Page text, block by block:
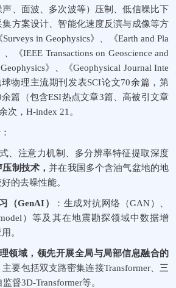
、面波、多次波等）压制、低信噪比下
方案设计、智能化速度反演与成像等方
Surveys in Geophysics》、 《Earth and Pla
、 《IEEE Transactions on Geoscience and
Geophysics》、《Geophysical Journal Inte
物理主流期刊发表SCI论文70余篇，第
余篇（包含ESI热点文章3篇、高被引文章
次， H-index 21 。
、注意力机制、多分辨率特征提取深度
压制技术，并在我国多个含油气盆地的地
的去噪性能。
（GenAI） ：生成对抗网络（GAN）、
）等及其在地震勘探领域中数据增
。
领域，领先开展全局与局部信息融合的
主要包括双支路密集连接Transformer、三
监督3D-Transformer等。